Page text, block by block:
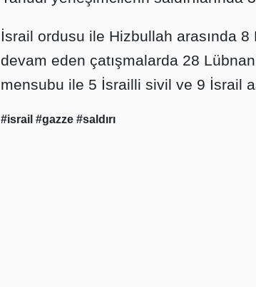
İsrail ordusu ile Hizbullah arasında 8
devam eden çatışmalarda 28
mensubu ile 5 İsrailli sivil ve 9 İsrail
#israil #gazze #saldırı